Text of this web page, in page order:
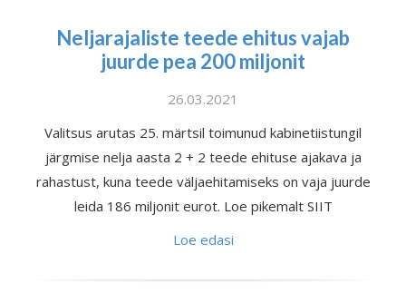
Neljarajaliste teede ehitus vajab
juurde pea 200 miljonit
26.03.2021
Valitsus arutas 25. märtsil toimunud kabinetiistungil
järgmise nelja aasta 2 + 2 teede ehituse ajakava ja
rahastust, kuna teede väljaehitamiseks on vaja juurde
leida 186 miljonit eurot. Loe pikemalt SIIT
Loe edasi